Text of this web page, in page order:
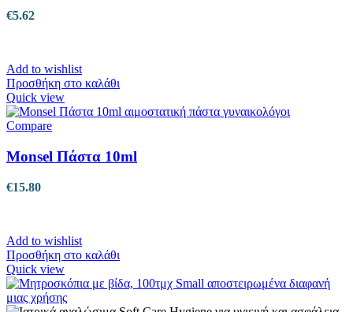
€5.62
Add to wishlist
Προσθήκη στο καλάθι
Quick view
Compare
Monsel Πάστα 10ml
€15.80
Add to wishlist
Προσθήκη στο καλάθι
Quick view